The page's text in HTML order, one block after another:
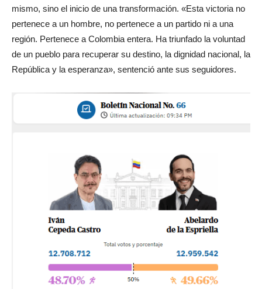
mismo, sino el inicio de una transformación. «Esta victoria no
pertenece a un hombre, no pertenece a un partido ni a una
región. Pertenece a Colombia entera. Ha triunfado la voluntad
de un pueblo para recuperar su destino, la dignidad nacional, la
República y la esperanza», sentenció ante sus seguidores.